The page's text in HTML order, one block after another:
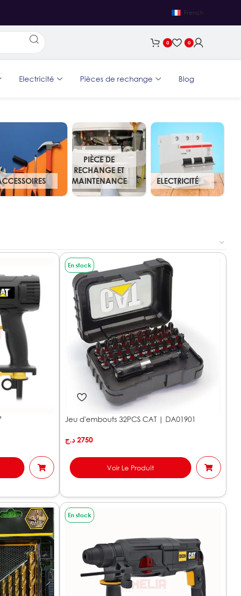
French
0 0
Electricité Pièces de rechange Blog
PIÈCE DE
RECHANGE ET
MAINTENANCE
ELECTRICITÉ
En stock
Jeu d'embouts 32PCS CAT | DA01901
2750 د.ج
Voir Le Produit
En stock